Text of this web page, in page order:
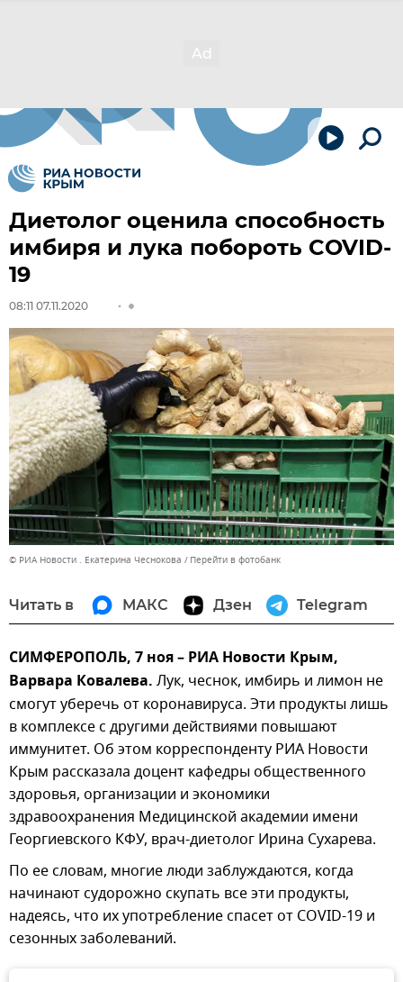
Диетолог оценила способность
имбиря и лука побороть COVID-
19
08:11 07.11.2020
© РИА Новости . Екатерина Чеснокова Перейти в фотобанк
Читать в МАКС Дзен Telegram
СИМФЕРОПОЛЬ, 7 ноя – РИА Новости Крым,
Варвара Ковалева. Лук, чеснок, имбирь и лимон не
смогут уберечь от коронавируса. Эти продукты лишь
в комплексе с другими действиями повышают
иммунитет. Об этом корреспонденту РИА Новости
Крым рассказала доцент кафедры общественного
здоровья, организации и экономики
здравоохранения Медицинской академии имени
Георгиевского КФУ, врач-диетолог Ирина Сухарева.
По ее словам, многие люди заблуждаются, когда
начинают судорожно скупать все эти продукты,
надеясь, что их употребление спасет от COVID-19 и
сезонных заболеваний.